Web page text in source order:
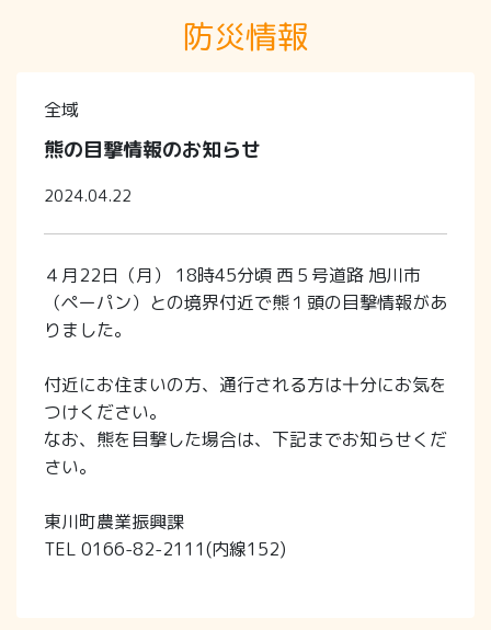
防災情報
全域
熊の目撃情報のお知らせ
2024.04.22
４月22日（月） 18時45分頃 西５号道路 旭川市
（ペーパン）との境界付近で熊１頭の目撃情報があ
りました。
付近にお住まいの方、通行される方は十分にお気を
つけください。
なお、熊を目撃した場合は、下記までお知らせくだ
さい。
東川町農業振興課
TEL 0166-82-2111(内線152)